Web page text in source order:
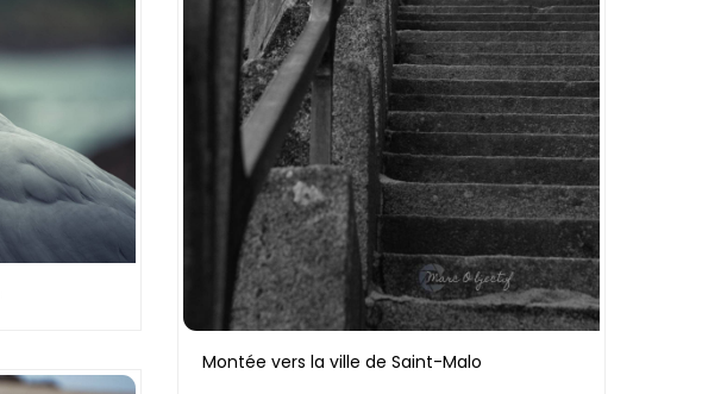
Montée vers la ville de Saint-Malo